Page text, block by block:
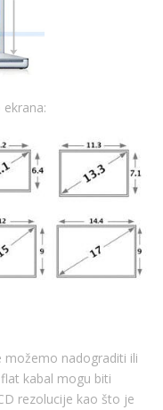
možemo nadograditi ili
kabal mogu biti
rezolucije kao što je